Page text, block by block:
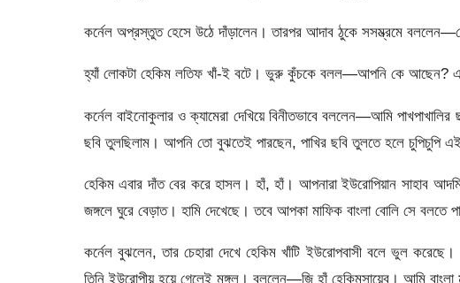
কর্নেল অপ্রস্তুত হেসে উঠে দাঁড়ালেন। তারপর আদাব ঠুকে সসম্ভ্রমে
হ্যাঁ লোকটা হেকিম লতিফ খাঁ-ই বটে। ভুরু কুঁচকে বলল—আপনি কে আছেন?
কর্নেল বাইনোকুলার ও ক্যামেরা দেখিয়ে বিনীতভাবে বললেন—আমি
ছবি তুলছিলাম। আপনি তো বুঝতেই পারছেন, পাখির ছবি তুলতে হলে চুপিচুপি
হেকিম এবার দাঁত বের করে হাসল। হাঁ, হাঁ। আপনারা ইউরোপিয়ান সাহাব
জঙ্গলে ঘুরে বেড়াত। হামি দেখেছে। তবে আপকা মাফিক বাংলা বোলি সে বলতে
কর্নেল বুঝলেন, তার চেহারা দেখে হেকিম খাঁটি ইউরোপবাসী বলে ভুল
তিনি ইউরোপীয় হয়ে গেলেই মঙ্গল। বললেন—জি হাঁ হেকিমসায়েব। আমি